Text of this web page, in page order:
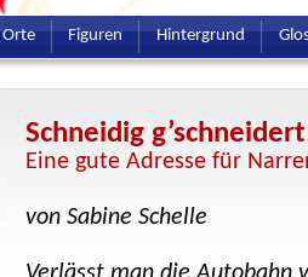
Orte Figuren Hintergrund
Schneidig g’schneidert
Eine gute Adresse für
von Sabine Schelle